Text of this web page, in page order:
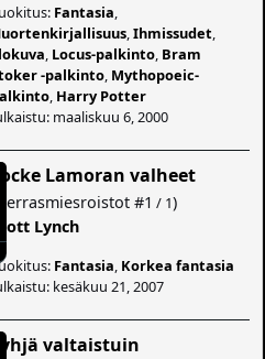
Fantasia
,Ihmissudet
Locus-palkinto Bram
-palkinto Mythopoeic-
Harry Potter
maaliskuu 6, 2000
Locke Lamoran valheet
Herrasmiesroistot #1 / 1)
Scott Lynch
Fantasia Korkea fantasia
kesäkuu 21, 2007
Tyhjä valtaistuin